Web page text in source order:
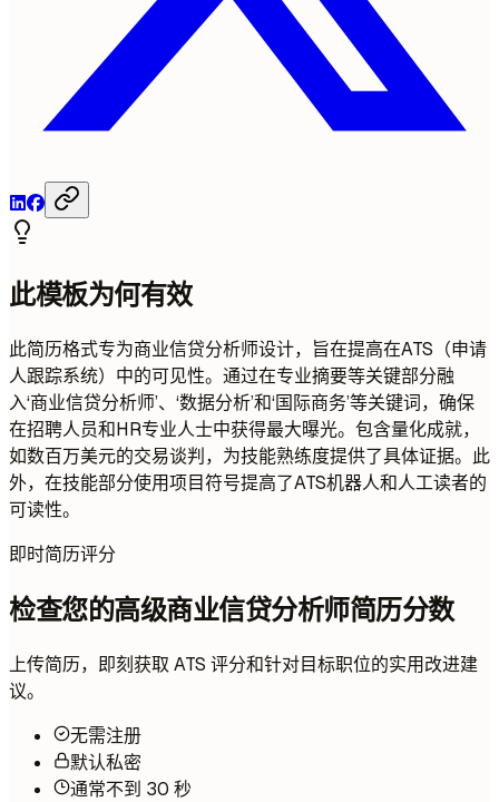
此模板为何有效
此简历格式专为商业信贷分析师设计，旨在提高在ATS（申请
人跟踪系统）中的可见性。通过在专业摘要等关键部分融
入‘商业信贷分析师’、‘数据分析’和‘国际商务’等关键词，确保
在招聘人员和HR专业人士中获得最大曝光。包含量化成就，
如数百万美元的交易谈判，为技能熟练度提供了具体证据。此
外，在技能部分使用项目符号提高了ATS机器人和人工读者的
可读性。
即时简历评分
检查您的高级商业信贷分析师简历分数
上传简历，即刻获取 ATS 评分和针对目标职位的实用改进建
议。
无需注册
默认私密
通常不到 30 秒